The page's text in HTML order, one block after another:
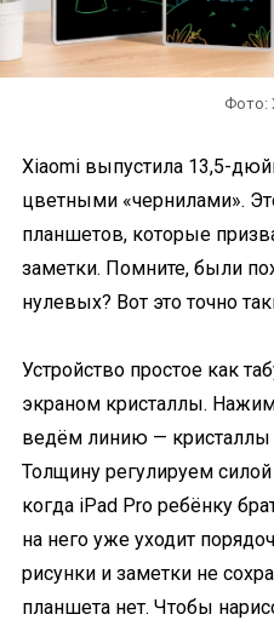
Фото:
Xiaomi выпустила 13,5-
цветными «чернилами».
планшетов, которые
заметки. Помните, были
нулевых? Вот это точно
Устройство простое как
экраном кристаллы.
ведём линию — кристаллы
Толщину регулируем
когда iPad Pro ребёнку
на него уже уходит
рисунки и заметки не
планшета нет. Чтобы